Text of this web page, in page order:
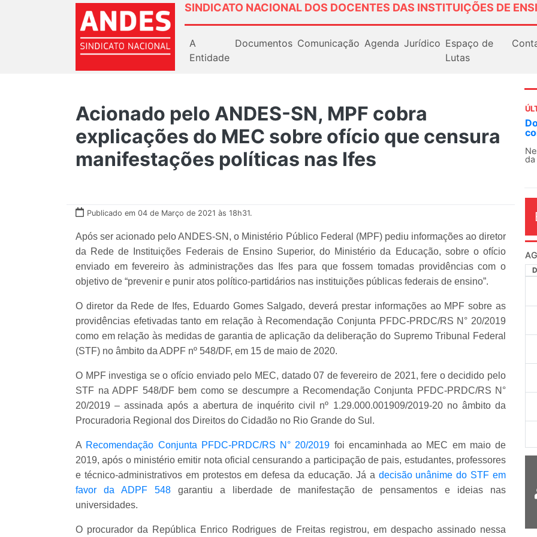
SINDICATO NACIONAL DOS DOCENTES DAS INSTITUIÇÕES DE
A
Entidade
Documentos Comunicação Agenda Jurídico Espaço de
Lutas
Acionado pelo ANDES-SN, MPF cobra
explicações do MEC sobre ofício que censura
manifestações políticas nas Ifes
Publicado em 04 de Março de 2021 às 18h31.
Após ser acionado pelo ANDES-SN, o Ministério Público Federal (MPF) pediu informações ao diretor
da Rede de Instituições Federais de Ensino Superior, do Ministério da Educação, sobre o ofício
enviado em fevereiro às administrações das Ifes para que fossem tomadas providências com o
objetivo de “prevenir e punir atos político-partidários nas instituições públicas federais de ensino”.
O diretor da Rede de Ifes, Eduardo Gomes Salgado, deverá prestar informações ao MPF sobre as
providências efetivadas tanto em relação à Recomendação Conjunta PFDC-PRDC/RS N° 20/2019
como em relação às medidas de garantia de aplicação da deliberação do Supremo Tribunal Federal
(STF) no âmbito da ADPF nº 548/DF, em 15 de maio de 2020.
O MPF investiga se o ofício enviado pelo MEC, datado 07 de fevereiro de 2021, fere o decidido pelo
STF na ADPF 548/DF bem como se descumpre a Recomendação Conjunta PFDC-PRDC/RS N°
20/2019 – assinada após a abertura de inquérito civil nº 1.29.000.001909/2019-20 no âmbito da
Procuradoria Regional dos Direitos do Cidadão no Rio Grande do Sul.
A Recomendação Conjunta PFDC-PRDC/RS N° 20/2019 foi encaminhada ao MEC em maio de
2019, após o ministério emitir nota oficial censurando a participação de pais, estudantes, professores
e técnico-administrativos em protestos em defesa da educação. Já a decisão unânime do STF em
favor da ADPF 548 garantiu a liberdade de manifestação de pensamentos e ideias nas
universidades.
O procurador da República Enrico Rodrigues de Freitas registrou, em despacho assinado nessa
Docentes paralisam novamente as
contra as políticas de Milei na Argentina
Nessa segunda-feira (3), sindicatos de docentes
da educação superior e básica da Argentina...